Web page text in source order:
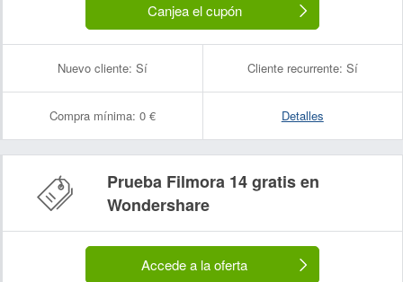
Canjea el cupón
Nuevo cliente: Sí Cliente recurrente: Sí
Compra mínima: 0 € Detalles
Prueba Filmora 14 gratis en
Wondershare
Accede a la oferta